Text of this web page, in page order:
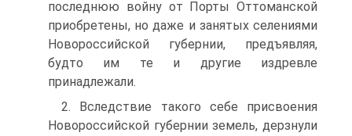
последнюю войну от Порты Оттоманской
приобретены, но даже и занятых селениями
Новороссийской губер­нии, предъявляя,
будто им те и другие издревле
принадлежали.
2. Вследствие такого себе присвоения
Новороссийской губернии земель, дерзнули